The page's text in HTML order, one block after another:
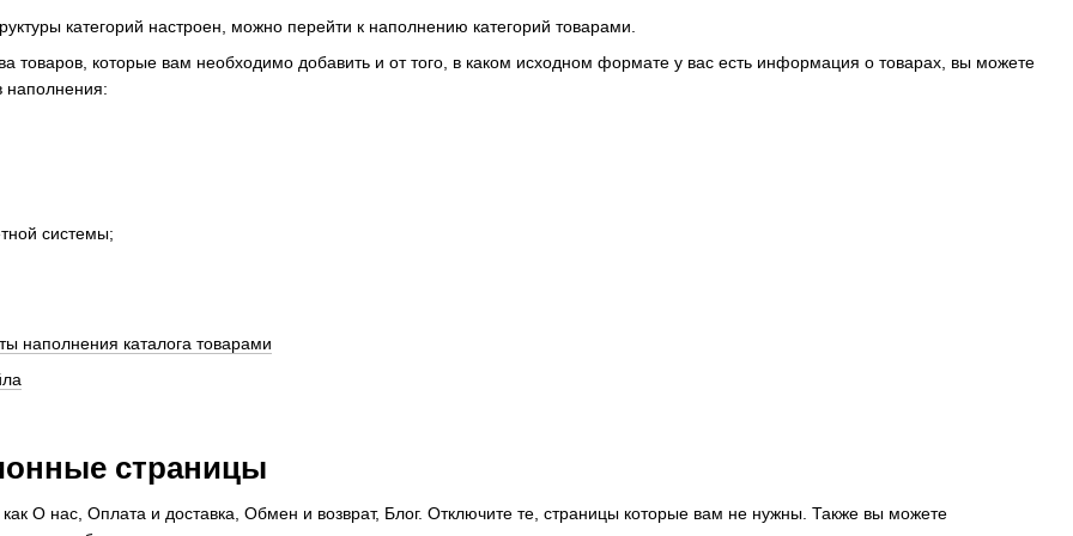
категорий настроен, можно перейти к наполнению категорий товарами.
товаров, которые вам необходимо добавить и от того, в каком исходном формате у вас есть информация о товарах, вы можете
наполнения:
системы;
наполнения каталога товарами
страницы
О нас, Оплата и доставка, Обмен и возврат, Блог. Отключите те, страницы которые вам не нужны. Также вы можете